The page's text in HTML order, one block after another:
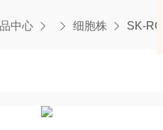
中心 细胞株 SK-